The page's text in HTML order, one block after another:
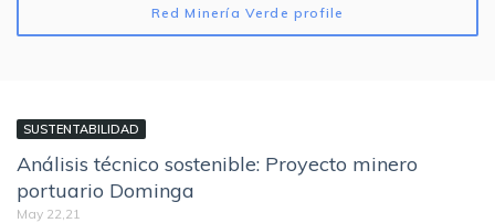
Red Minería Verde profile
SUSTENTABILIDAD
Análisis técnico sostenible: Proyecto minero
portuario Dominga
May 22,21